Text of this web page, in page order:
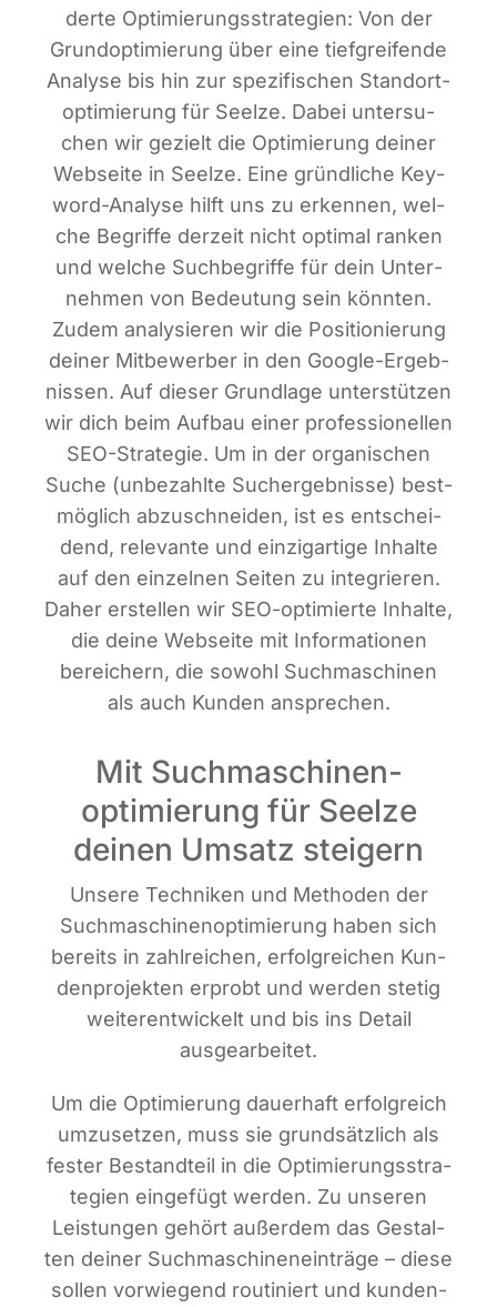
der­te Opti­mie­rungs­stra­te­gien: Von der
Grund­op­ti­mie­rung über eine tief­grei­fen­de
Ana­ly­se bis hin zur spe­zi­fi­schen Stand­ort­
op­ti­mie­rung für Seel­ze. Dabei unter­su­
chen wir gezielt die Opti­mie­rung dei­ner
Web­sei­te in Seel­ze. Eine gründ­li­che Key­
word-Ana­ly­se hilft uns zu erken­nen, wel­
che Begrif­fe der­zeit nicht opti­mal ran­ken
und wel­che Such­be­grif­fe für dein Unter­
neh­men von Bedeu­tung sein könn­ten.
Zudem ana­ly­sie­ren wir die Posi­tio­nie­rung
dei­ner Mit­be­wer­ber in den Goog­le-Ergeb­
nis­sen. Auf die­ser Grund­la­ge unter­stüt­zen
wir dich beim Auf­bau einer pro­fes­sio­nel­len
SEO-Stra­te­gie. Um in der orga­ni­schen
Suche (unbe­zahl­te Such­ergeb­nis­se) best­
mög­lich abzu­schnei­den, ist es ent­schei­
dend, rele­van­te und ein­zig­ar­ti­ge Inhal­te
auf den ein­zel­nen Sei­ten zu inte­grie­ren.
Daher erstel­len wir SEO-opti­mier­te Inhal­te,
die dei­ne Web­sei­te mit Infor­ma­tio­nen
berei­chern, die sowohl Such­ma­schi­nen
als auch Kun­den ansprechen.
Mit Suchmaschinen­
optimierung für Seelze
deinen Umsatz steigern
Unse­re Tech­ni­ken und Metho­den der
Such­ma­schi­nen­op­ti­mie­rung haben sich
bereits in zahl­rei­chen, erfolg­rei­chen Kun­
den­pro­jek­ten erprobt und wer­den ste­tig
wei­ter­ent­wi­ckelt und bis ins Detail
ausgearbeitet.
Um die Opti­mie­rung dau­er­haft erfolg­reich
umzu­set­zen, muss sie grund­sätz­lich als
fes­ter Bestand­teil in die Opti­mie­rungs­stra­
te­gien ein­ge­fügt wer­den. Zu unse­ren
Leis­tun­gen gehört außer­dem das Gestal­
ten dei­ner Such­ma­schi­nen­ein­trä­ge – die­se
sol­len vor­wie­gend rou­ti­niert und kun­den­